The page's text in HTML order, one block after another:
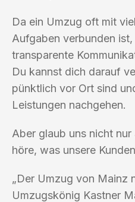
Da ein Umzug oft mit
Aufgaben verbunden
transparente
Du kannst dich darauf
pünktlich vor Ort sind
Leistungen nachgehen.
Aber glaub uns nicht
höre, was unsere
„Der Umzug von Mainz
Umzugskönig Kastner